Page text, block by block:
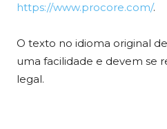
https://www.procore.com/.
O texto no idioma original
uma facilidade e devem se
legal.